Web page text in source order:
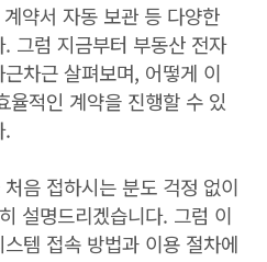
약서 자동 보관 등 다양한
그럼 지금부터 부동산 전자
차근 살펴보며, 어떻게 이
율적인 계약을 진행할 수 있
.
음 접하시는 분도 걱정 없이
설명드리겠습니다. 그럼 이
템 접속 방법과 이용 절차에